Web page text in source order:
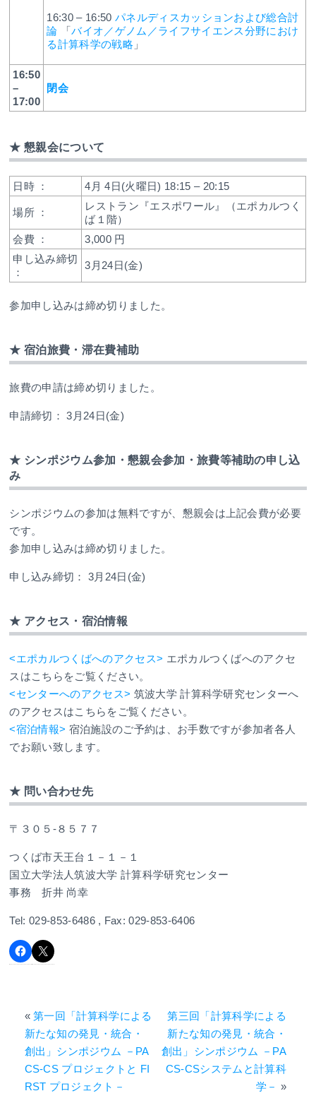
16:30 – 16:50 パネルディスカッションおよび総合討
論 「バイオ／ゲノム／ライフサイエンス分野におけ
る計算科学の戦略 」
16:50
–
17:00
閉会
★ 懇親会について
日時 ： 4月 4日(火曜日) 18:15 – 20:15
場所 ：
レストラン『エスポワール』（エポカルつく
ば１階）
会費 ：
3,000 円
申し込み締切
：
3月24日(金)
参加申し込みは締め切りました。
★ 宿泊旅費・滞在費補助
旅費の申請は締め切りました。
申請締切： 3月24日(金)
★ シンポジウム参加・懇親会参加・旅費等補助の申し込
み
シンポジウムの参加は無料ですが、懇親会は上記会費が必要
です。
参加申し込みは締め切りました。
申し込み締切： 3月24日(金)
★ アクセス・宿泊情報
<エポカルつくばへのアクセス> エポカルつくばへのアクセ
スはこちらをご覧ください。
<センターへのアクセス> 筑波大学 計算科学研究センターへ
のアクセスはこちらをご覧ください。
<宿泊情報> 宿泊施設のご予約は、お手数ですが参加者各人
でお願い致します。
★ 問い合わせ先
〒３０５-８５７７
つくば市天王台１－１－１
国立大学法人筑波大学 計算科学研究センター
事務 折井 尚幸
Tel: 029-853-6486 , Fax: 029-853-6406
«第一回「計算科学による
新たな知の発見・統合・
創出」シンポジウム －PA
CS-CS プロジェクトと FI
RST プロジェクト－
第三回「計算科学による
新たな知の発見・統合・
創出」シンポジウム －PA
CS-CSシステムと計算科
学－ »